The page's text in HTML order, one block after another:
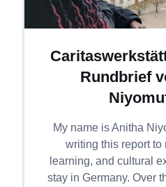
Rundbrief
My name is Anitha
writing this report to
learning, and cultural
stay in Germany. Over